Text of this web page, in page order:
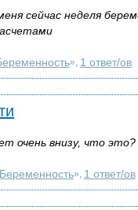
сейчас неделя
», 1 ответ/ов
очень внизу, что это?
Беременность», 1 ответ/ов